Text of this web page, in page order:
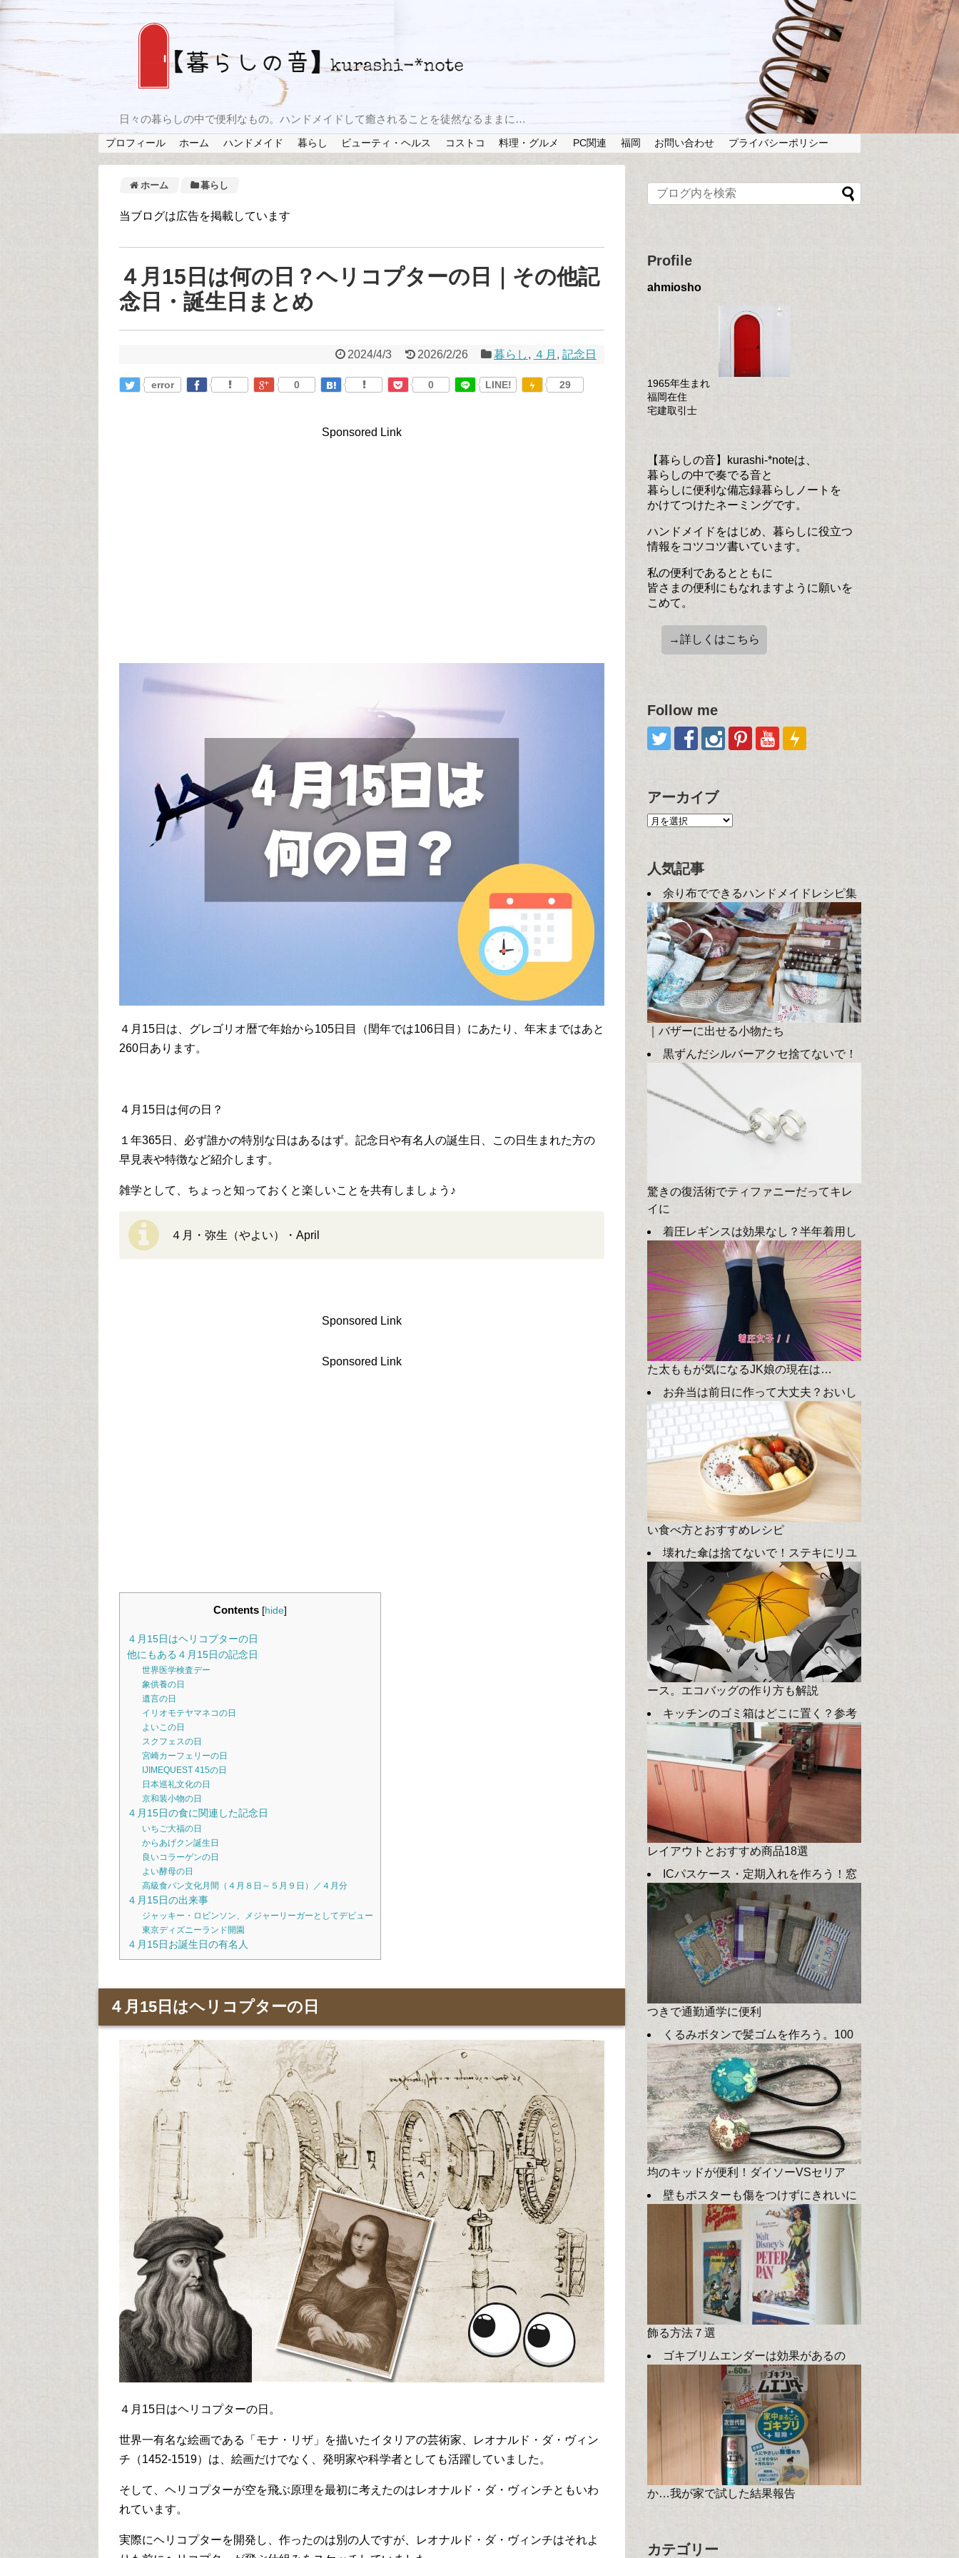
日々の暮らしの中で便利なもの。ハンドメイドして癒されることを徒然なるままに…
プロフィール ホーム ハンドメイド 暮らし ビューティ・ヘルス コストコ 料理・グルメ PC関連 福岡 お問い合わせ プライバシーポリシー
ホーム 暮らし
当ブログは広告を掲載しています
４月15日は何の日？ヘリコプターの日｜その他記
念日・誕生日まとめ
2024/4/3 2026/2/26 暮らし, ４月 , 記念日
error 0 0 LINE! 29
Sponsored Link
４月15日は、グレゴリオ暦で年始から105日目（閏年では106日目）にあたり、年末まではあと
260日あります。
４月15日は何の日？
１年365日、必ず誰かの特別な日はあるはず。記念日や有名人の誕生日、この日生まれた方の
早見表や特徴など紹介します。
雑学として、ちょっと知っておくと楽しいことを共有しましょう♪
４月・弥生（やよい）・April
Sponsored Link
Sponsored Link
Contents [hide]
４月15日はヘリコプターの日
他にもある４月15日の記念日
世界医学検査デー
象供養の日
遺言の日
イリオモテヤマネコの日
よいこの日
スクフェスの日
宮崎カーフェリーの日
IJIMEQUEST 415の日
日本巡礼文化の日
京和装小物の日
４月15日の食に関連した記念日
いちご大福の日
からあげクン誕生日
良いコラーゲンの日
よい酵母の日
高級食パン文化月間（４月８日～５月９日）／４月分
４月15日の出来事
ジャッキー・ロビンソン、メジャーリーガーとしてデビュー
東京ディズニーランド開園
４月15日お誕生日の有名人
４月15日はヘリコプターの日
４月15日はヘリコプターの日。
世界一有名な絵画である「モナ・リザ」を描いたイタリアの芸術家、レオナルド・ダ・ヴィン
チ（1452-1519）は、絵画だけでなく、発明家や科学者としても活躍していました。
そして、ヘリコプターが空を飛ぶ原理を最初に考えたのはレオナルド・ダ・ヴィンチともいわ
れています。
実際にヘリコプターを開発し、作ったのは別の人ですが、レオナルド・ダ・ヴィンチはそれよ
Profile
ahmiosho
1965年生まれ
福岡在住
宅建取引士
【暮らしの音】kurashi-*noteは、
暮らしの中で奏でる音と
暮らしに便利な備忘録暮らしノートを
かけてつけたネーミングです。
ハンドメイドをはじめ、暮らしに役立つ
情報をコツコツ書いています。
私の便利であるとともに
皆さまの便利にもなれますように願いを
こめて。
→詳しくはこちら
Follow me
アーカイブ
人気記事
余り布でできるハンドメイドレシピ集
｜バザーに出せる小物たち
黒ずんだシルバーアクセ捨てないで！
驚きの復活術でティファニーだってキレ
イに
着圧レギンスは効果なし？半年着用し
た太ももが気になるJK娘の現在は…
お弁当は前日に作って大丈夫？おいし
い食べ方とおすすめレシピ
壊れた傘は捨てないで！ステキにリユ
ース。エコバッグの作り方も解説
キッチンのゴミ箱はどこに置く？参考
レイアウトとおすすめ商品18選
ICパスケース・定期入れを作ろう！窓
つきで通勤通学に便利
くるみボタンで髪ゴムを作ろう。100
均のキッドが便利！ダイソーVSセリア
壁もポスターも傷をつけずにきれいに
飾る方法７選
ゴキブリムエンダーは効果があるの
か…我が家で試した結果報告
カテゴリー